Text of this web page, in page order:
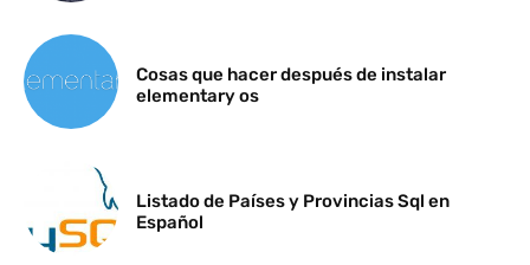
Cosas que hacer después de instalar
elementary os
Listado de Países y Provincias Sql en
Español